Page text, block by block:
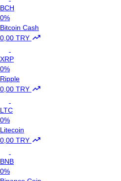
BCH
0%
Bitcoin Cash
0,00 TRY
XRP
0%
Ripple
0,00 TRY
LTC
0%
Litecoin
0,00 TRY
BNB
0%